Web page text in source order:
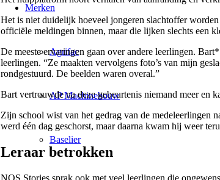
Merken
Agrifac
AP Machinebouw
Baselier
Het is niet duidelijk hoeveel jongeren slachtoffer
officiële meldingen binnen, maar die lijken slechts een
De meeste ervaringen gaan over andere leerlingen.
leerlingen. “Ze maakten vervolgens foto’s van mijn
rondgestuurd. De beelden waren overal.”
Bart vertrouwde na deze gebeurtenis niemand meer en
Zijn school wist van het gedrag van de medeleerlingen
werd één dag geschorst, maar daarna kwam hij weer
Leraar betrokken
NOS Stories sprak ook met veel leerlingen die